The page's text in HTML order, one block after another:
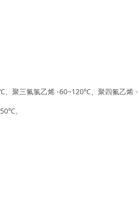
聚三氟氯乙烯 -60~120℃、聚四氟乙烯
。